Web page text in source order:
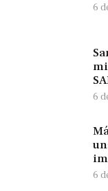
6
6
6